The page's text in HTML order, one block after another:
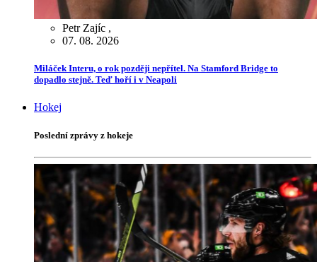
Petr Zajíc ,
07. 08. 2026
Miláček Interu, o rok později nepřítel. Na Stamford Bridge to
dopadlo stejně. Teď hoří i v Neapoli
Hokej
Poslední zprávy z hokeje